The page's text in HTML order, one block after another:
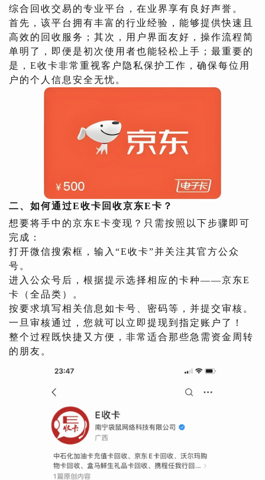
综合回收交易的专业平台，在业界享有良好声誉。
首先，该平台拥有丰富的行业经验，能够提供快速且
高效的回收服务；其次，用户界面友好，操作流程简
单明了，即便是初次使用者也能轻松上手；最重要的
是，E收卡非常重视客户隐私保护工作，确保每位用
户的个人信息安全无忧。
二、如何通过E收卡回收京东E卡？
想要将手中的京东E卡变现？只需按照以下步骤即可
完成：
打开微信搜索框，输入“E收卡”并关注其官方公众
号。
进入公众号后，根据提示选择相应的卡种——京东E
卡（全品类）。
按要求填写相关信息如卡号、密码等，并提交审核。
一旦审核通过，您就可以立即提现到指定账户了！
整个过程既快捷又方便，非常适合那些急需资金周转
的朋友。